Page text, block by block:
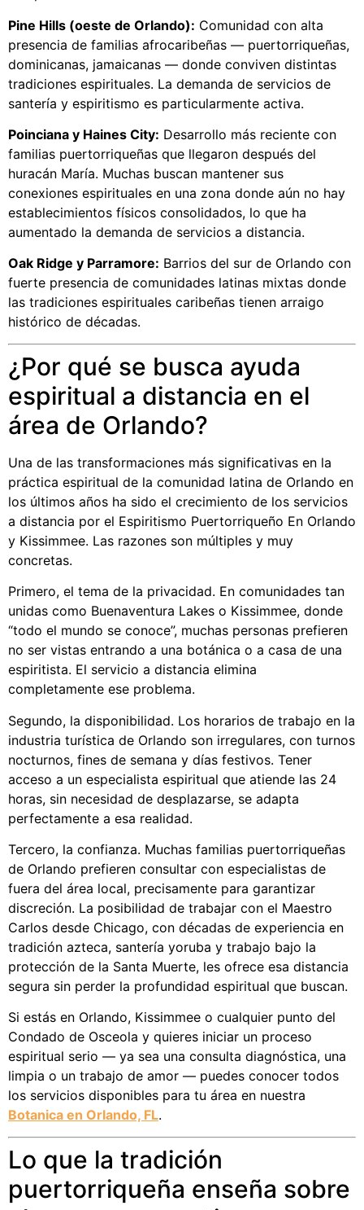
Pine Hills (oeste de Orlando): Comunidad con alta
presencia de familias afrocaribeñas — puertorriqueñas,
dominicanas, jamaicanas — donde conviven distintas
tradiciones espirituales. La demanda de servicios de
santería y espiritismo es particularmente activa.
Poinciana y Haines City: Desarrollo más reciente con
familias puertorriqueñas que llegaron después del
huracán María. Muchas buscan mantener sus
conexiones espirituales en una zona donde aún no hay
establecimientos físicos consolidados, lo que ha
aumentado la demanda de servicios a distancia.
Oak Ridge y Parramore: Barrios del sur de Orlando con
fuerte presencia de comunidades latinas mixtas donde
las tradiciones espirituales caribeñas tienen arraigo
histórico de décadas.
¿Por qué se busca ayuda
espiritual a distancia en el
área de Orlando?
Una de las transformaciones más significativas en la
práctica espiritual de la comunidad latina de Orlando en
los últimos años ha sido el crecimiento de los servicios
a distancia por el Espiritismo Puertorriqueño En Orlando
y Kissimmee. Las razones son múltiples y muy
concretas.
Primero, el tema de la privacidad. En comunidades tan
unidas como Buenaventura Lakes o Kissimmee, donde
“todo el mundo se conoce”, muchas personas prefieren
no ser vistas entrando a una botánica o a casa de una
espiritista. El servicio a distancia elimina
completamente ese problema.
Segundo, la disponibilidad. Los horarios de trabajo en la
industria turística de Orlando son irregulares, con turnos
nocturnos, fines de semana y días festivos. Tener
acceso a un especialista espiritual que atiende las 24
horas, sin necesidad de desplazarse, se adapta
perfectamente a esa realidad.
Tercero, la confianza. Muchas familias puertorriqueñas
de Orlando prefieren consultar con especialistas de
fuera del área local, precisamente para garantizar
discreción. La posibilidad de trabajar con el Maestro
Carlos desde Chicago, con décadas de experiencia en
tradición azteca, santería yoruba y trabajo bajo la
protección de la Santa Muerte, les ofrece esa distancia
segura sin perder la profundidad espiritual que buscan.
Si estás en Orlando, Kissimmee o cualquier punto del
Condado de Osceola y quieres iniciar un proceso
espiritual serio — ya sea una consulta diagnóstica, una
limpia o un trabajo de amor — puedes conocer todos
los servicios disponibles para tu área en nuestra
Botanica en Orlando, FL.
Lo que la tradición
puertorriqueña enseña sobre